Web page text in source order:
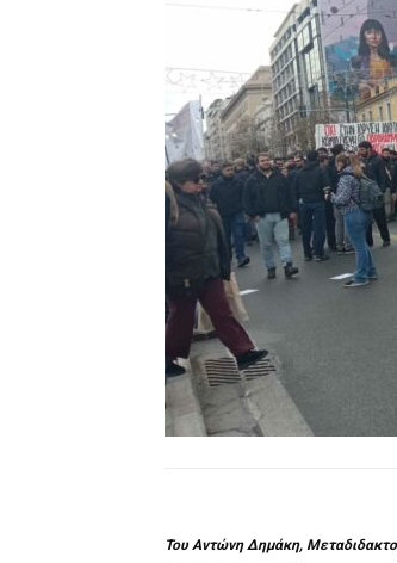
Του Αντώνη Δημάκη,